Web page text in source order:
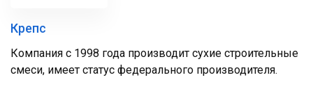
Крепс
Компания с 1998 года производит сухие строительные
смеси, имеет статус федерального производителя.